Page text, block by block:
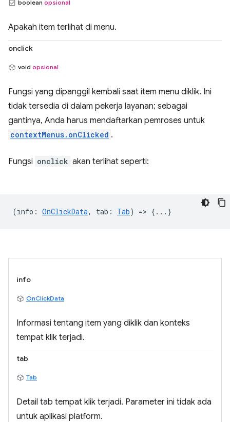
boolean opsional
Apakah item terlihat di menu.
onclick
void opsional
Fungsi yang dipanggil kembali saat item menu diklik. Ini
tidak tersedia di dalam pekerja layanan; sebagai
gantinya, Anda harus mendaftarkan pemroses untuk
contextMenus.onClicked .
Fungsi onclick akan terlihat seperti:
(info : OnClickData, tab : Tab) => {...}
info
OnClickData
Informasi tentang item yang diklik dan konteks
tempat klik terjadi.
tab
Tab
Detail tab tempat klik terjadi. Parameter ini tidak ada
untuk aplikasi platform.